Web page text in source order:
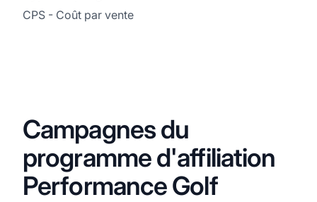
CPS - Coût par vente
Campagnes du
programme d'affiliation
Performance Golf